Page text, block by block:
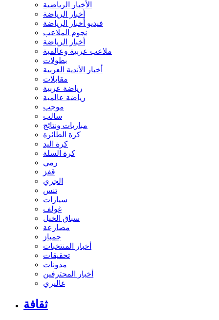
الأخبار الرياضية
أخبار الرياضة
فيديو أخبار الرياضة
نجوم الملاعب
أخبار الرياضة
ملاعب عربية وعالمية
بطولات
أخبار الأندية العربية
مقابلات
رياضة عربية
رياضة عالمية
موجب
سالب
مباريات ونتائج
كرة الطائرة
كرة اليد
كرة السلة
رمي
قفز
الجري
تنس
سيارات
غولف
سباق الخيل
مصارعة
جمباز
أخبار المنتخبات
تحقيقات
مدونات
أخبار المحترفين
غاليري
ثقافة